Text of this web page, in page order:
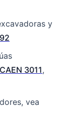
y
CAEN 3011,
vea